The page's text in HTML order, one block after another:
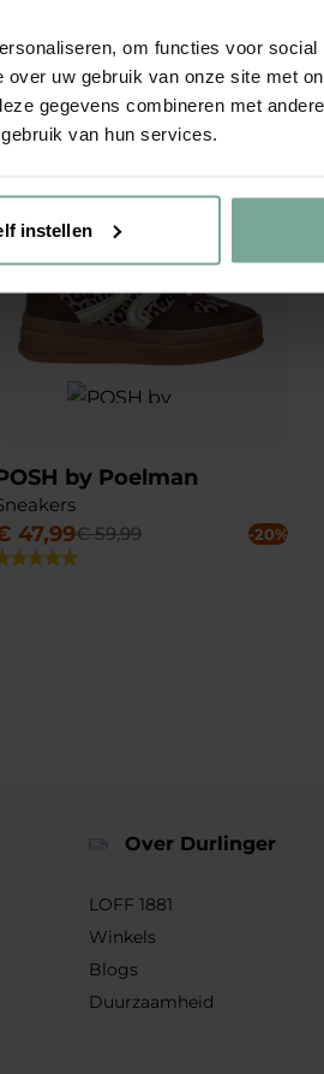
om functies voor social
uw gebruik van onze site met
gegevens combineren met
van hun services.
instellen
Add to Wishlist
by Poelman
47,99€ 59,99 -20%
Over Durlinger
LOFF 1881
Winkels
Blogs
Duurzaamheid